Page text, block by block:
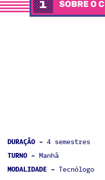
DURAÇÃO - 4 semestres
TURNO - Manhã
MODALIDADE - Tecnólogo